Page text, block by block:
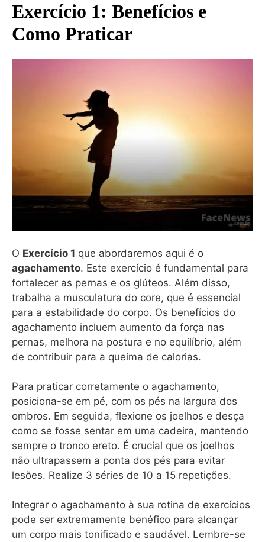
Exercício 1: Benefícios e
Como Praticar
O Exercício 1 que abordaremos aqui é o
agachamento. Este exercício é fundamental para
fortalecer as pernas e os glúteos. Além disso,
trabalha a musculatura do core, que é essencial
para a estabilidade do corpo. Os benefícios do
agachamento incluem aumento da força nas
pernas, melhora na postura e no equilíbrio, além
de contribuir para a queima de calorias.
Para praticar corretamente o agachamento,
posiciona-se em pé, com os pés na largura dos
ombros. Em seguida, flexione os joelhos e desça
como se fosse sentar em uma cadeira, mantendo
sempre o tronco ereto. É crucial que os joelhos
não ultrapassem a ponta dos pés para evitar
lesões. Realize 3 séries de 10 a 15 repetições.
Integrar o agachamento à sua rotina de exercícios
pode ser extremamente benéfico para alcançar
um corpo mais tonificado e saudável. Lembre-se